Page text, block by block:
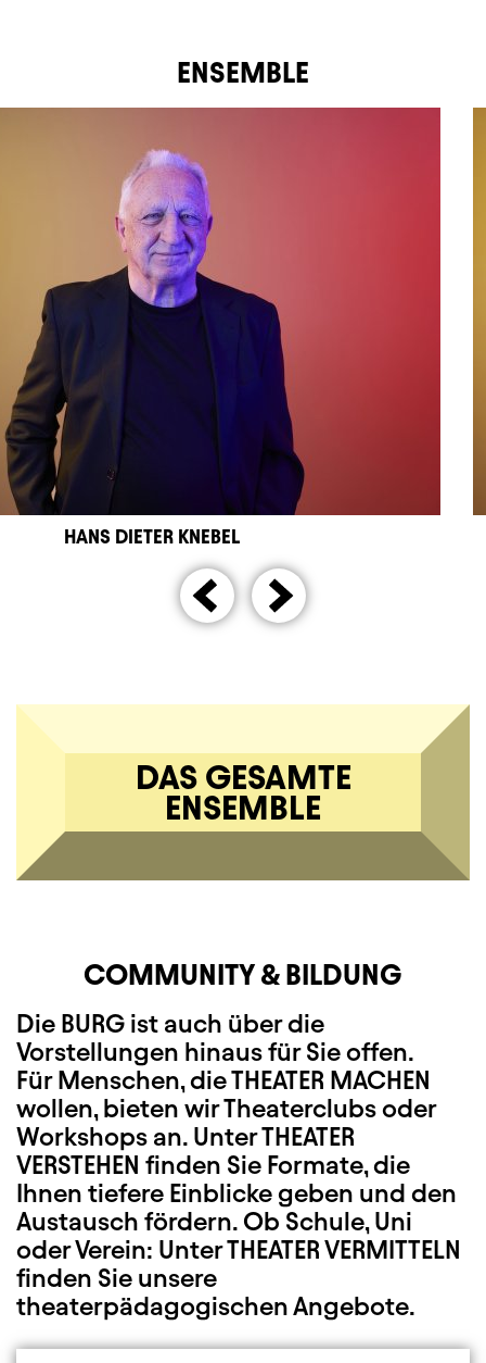
ENSEMBLE
HANS DIETER KNEBEL
DAS GESAMTE
ENSEMBLE
COMMUNITY & BILDUNG
Die BURG ist auch über die
Vorstellungen hinaus für Sie offen.
Für Menschen, die THEATER MACHEN
wollen, bieten wir Theaterclubs oder
Workshops an. Unter THEATER
VERSTEHEN finden Sie Formate, die
Ihnen tiefere Einblicke geben und den
Austausch fördern. Ob Schule, Uni
oder Verein: Unter THEATER VERMITTELN
finden Sie unsere
theaterpädagogischen Angebote.